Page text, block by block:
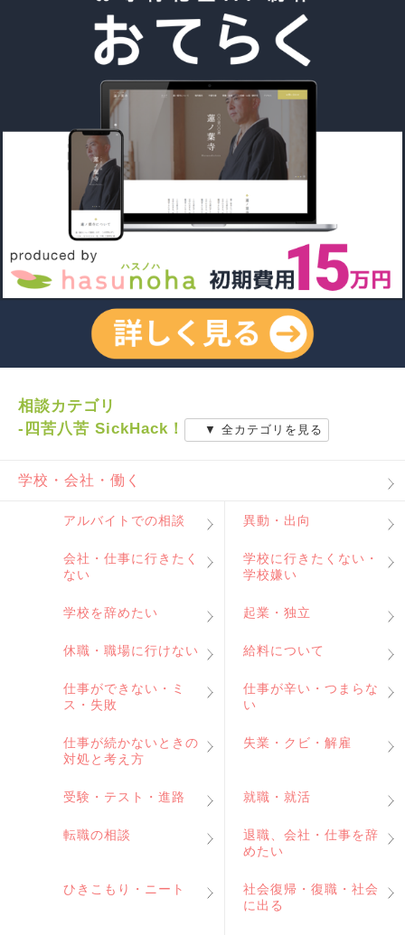
相談カテゴリ
-四苦八苦 SickHack！
▼ 全カテゴリを見る
学校・会社・働く
アルバイトでの相談 異動・出向
会社・仕事に行きたく
ない
学校に行きたくない・
学校嫌い
学校を辞めたい 起業・独立
休職・職場に行けない 給料について
仕事ができない・ミ
ス・失敗
仕事が辛い・つまらな
い
仕事が続かないときの
対処と考え方
失業・クビ・解雇
受験・テスト・進路 就職・就活
転職の相談
退職、会社・仕事を辞
めたい
ひきこもり・ニート
社会復帰・復職・社会
に出る